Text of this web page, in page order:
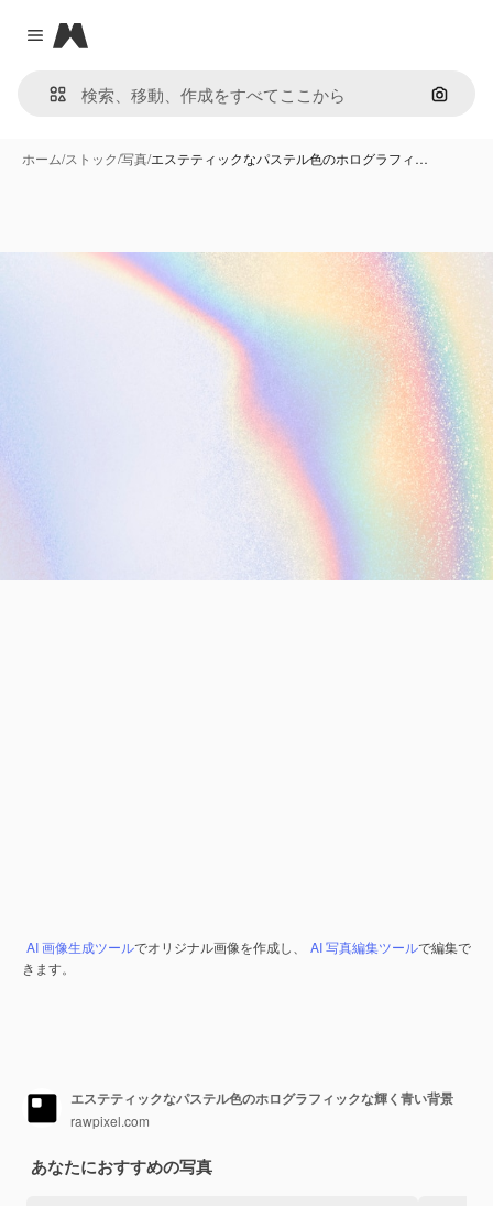
Close menu
Magnific
画像で
ホーム/ストック/写真/エステティックなパステル色のホログラフィ…
AI 画像生成ツールでオリジナル画像を作成し、 AI 写真編集ツールで編集で
きます。
エステティックなパステル色のホログラフィックな輝く青い背景
rawpixel.com
あなたにおすすめの写真